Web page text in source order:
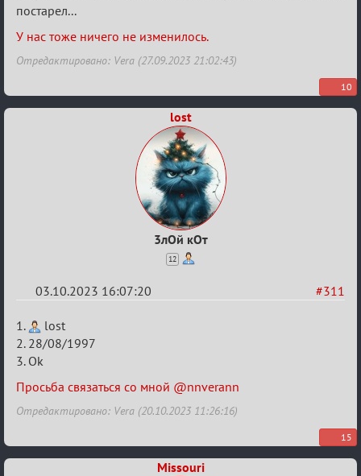
постарел...
У нас тоже ничего не изменилось.
Отредактировано: Vera (27.09.2023 21:02:43)
10
lost
3лОй кОт
12
#311
03.10.2023 16:07:20
Re:
Заявки
в
Авторитеты²
1.
lost
2. 28/08/1997
3. Ok
Просьба связаться со мной @nnverann
Отредактировано: Vera (20.10.2023 11:26:16)
15
Missouri